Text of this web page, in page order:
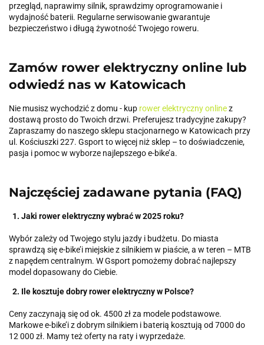
przegląd, naprawimy silnik, sprawdzimy oprogramowanie i
wydajność baterii. Regularne serwisowanie gwarantuje
bezpieczeństwo i długą żywotność Twojego roweru.
Zamów rower elektryczny online lub
odwiedź nas w Katowicach
Nie musisz wychodzić z domu - kup rower elektryczny onlinez
dostawą prosto do Twoich drzwi. Preferujesz tradycyjne zakupy?
Zapraszamy do naszego sklepu stacjonarnego w Katowicach przy
ul. Kościuszki 227. Gsport to więcej niż sklep – to doświadczenie,
pasja i pomoc w wyborze najlepszego e-bike’a.
Najczęściej zadawane pytania (FAQ)
1. Jaki rower elektryczny wybrać w 2025 roku?
Wybór zależy od Twojego stylu jazdy i budżetu. Do miasta
sprawdzą się e-bike’i miejskie z silnikiem w piaście, a w teren – MTB
z napędem centralnym. W Gsport pomożemy dobrać najlepszy
model dopasowany do Ciebie.
2. Ile kosztuje dobry rower elektryczny w Polsce?
Ceny zaczynają się od ok. 4500 zł za modele podstawowe.
Markowe e-bike’i z dobrym silnikiem i baterią kosztują od 7000 do
12 000 zł. Mamy też oferty na raty i wyprzedaże.